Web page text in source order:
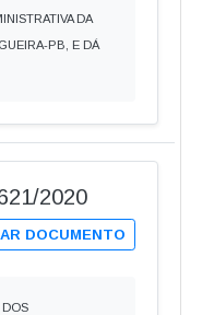
DA
PB, E DÁ
2020
DOCUMENTO
DOS